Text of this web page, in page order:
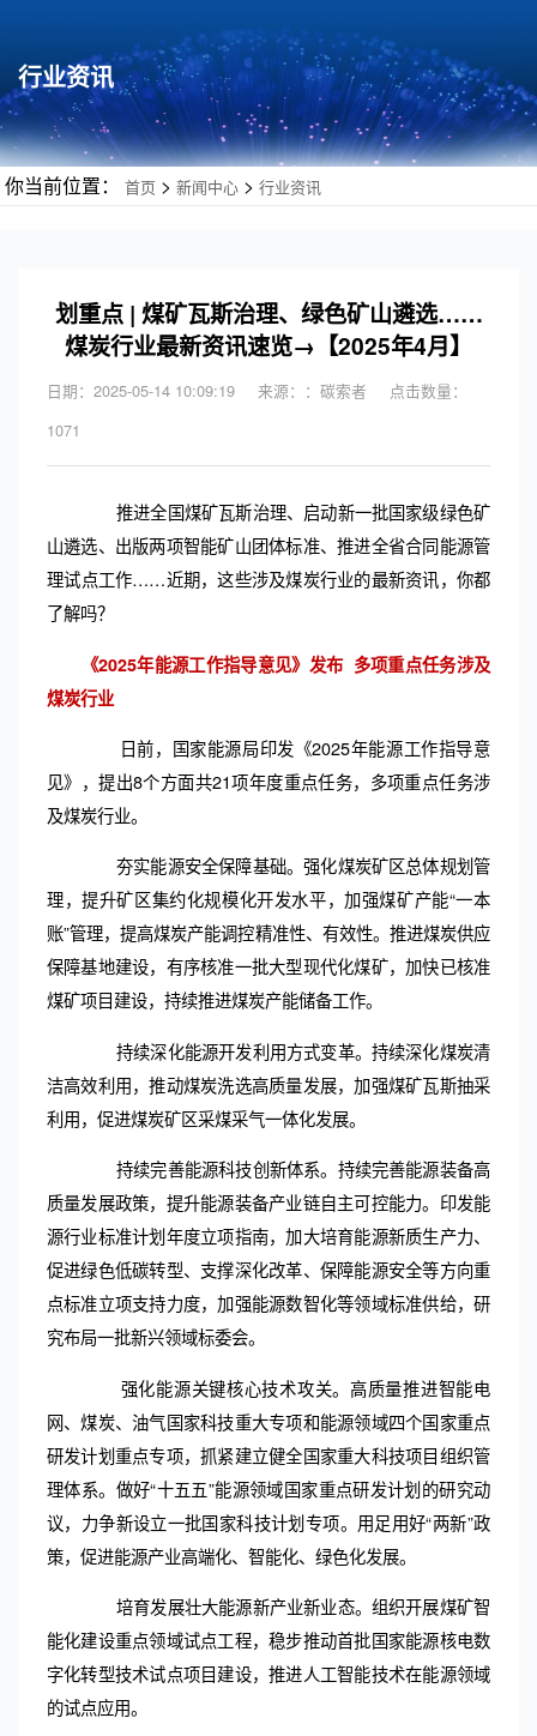
行业资讯
你当前位置： 首页 > 新闻中心 > 行业资讯
划重点 | 煤矿瓦斯治理、绿色矿山遴选……
煤炭行业最新资讯速览→【2025年4月】
日期：2025-05-14 10:09:19 来源：：碳索者
点击数量：
1071
推进全国煤矿瓦斯治理、启动新一批国家级绿色矿
山遴选、出版两项智能矿山团体标准、推进全省合同能源管
理试点工作……近期，这些涉及煤炭行业的最新资讯，你都
了解吗？
《2025年能源工作指导意见》发布 多项重点任务涉及
煤炭行业
日前，国家能源局印发《2025年能源工作指导意
见》，提出8个方面共21项年度重点任务，多项重点任务涉
及煤炭行业。
夯实能源安全保障基础。强化煤炭矿区总体规划管
理，提升矿区集约化规模化开发水平，加强煤矿产能“一本
账”管理，提高煤炭产能调控精准性、有效性。推进煤炭供应
保障基地建设，有序核准一批大型现代化煤矿，加快已核准
煤矿项目建设，持续推进煤炭产能储备工作。
持续深化能源开发利用方式变革。持续深化煤炭清
洁高效利用，推动煤炭洗选高质量发展，加强煤矿瓦斯抽采
利用，促进煤炭矿区采煤采气一体化发展。
持续完善能源科技创新体系。持续完善能源装备高
质量发展政策，提升能源装备产业链自主可控能力。印发能
源行业标准计划年度立项指南，加大培育能源新质生产力、
促进绿色低碳转型、支撑深化改革、保障能源安全等方向重
点标准立项支持力度，加强能源数智化等领域标准供给，研
究布局一批新兴领域标委会。
强化能源关键核心技术攻关。高质量推进智能电
网、煤炭、油气国家科技重大专项和能源领域四个国家重点
研发计划重点专项，抓紧建立健全国家重大科技项目组织管
理体系。做好“十五五”能源领域国家重点研发计划的研究动
议，力争新设立一批国家科技计划专项。用足用好“两新”政
策，促进能源产业高端化、智能化、绿色化发展。
培育发展壮大能源新产业新业态。组织开展煤矿智
能化建设重点领域试点工程，稳步推动首批国家能源核电数
字化转型技术试点项目建设，推进人工智能技术在能源领域
的试点应用。